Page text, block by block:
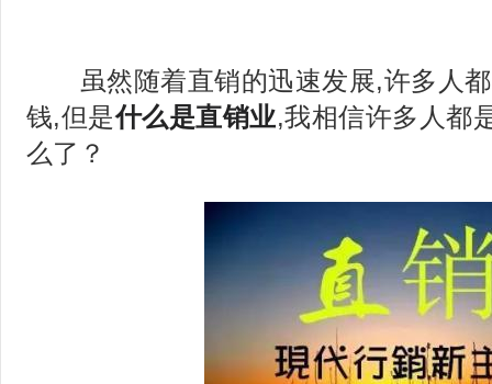
虽然随着直销的迅速发展,许多人都
钱,但是什么是直销业,我相信许多人都
么了？